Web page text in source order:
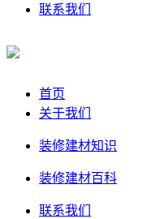
联系我们
首页
关于我们
装修建材知识
装修建材百科
联系我们